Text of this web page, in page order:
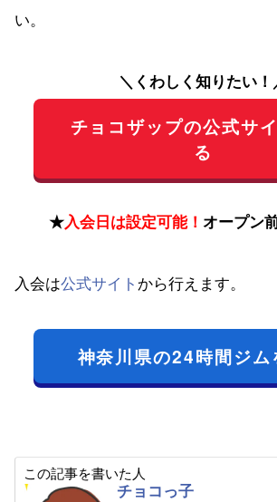
い。
＼くわしく知りたい！
チョコザップの公式サ
る
★入会日は設定可能！ オープン
入会は公式サイト から行えます。
神奈川県の24時間ジム
この記事を書いた人
チョコっ子